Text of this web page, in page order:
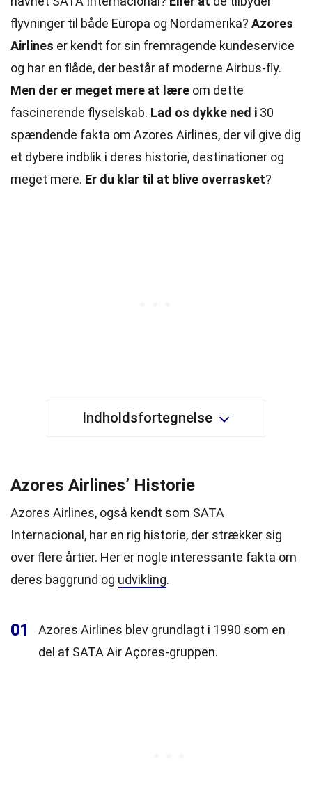
flyvninger til både Europa og Nordamerika? Azores
Airlines er kendt for sin fremragende kundeservice
og har en flåde, der består af moderne Airbus-fly.
Men der er meget mere at lære om dette
fascinerende flyselskab. Lad os dykke ned i 30
spændende fakta om Azores Airlines, der vil give dig
et dybere indblik i deres historie, destinationer og
meget mere. Er du klar til at blive overrasket?
Indholdsfortegnelse
Azores Airlines’ Historie
Azores Airlines, også kendt som SATA
Internacional, har en rig historie, der strækker sig
over flere årtier. Her er nogle interessante fakta om
deres baggrund og udvikling.
01
Azores Airlines blev grundlagt i 1990 som en
del af SATA Air Açores-gruppen.